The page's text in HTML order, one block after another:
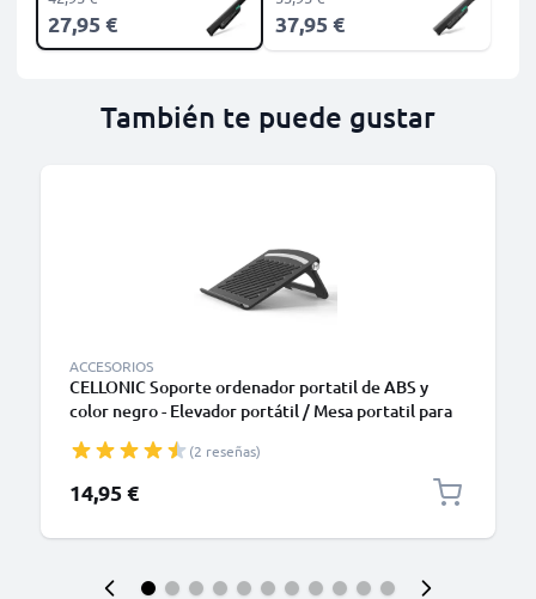
27,95 € 37,95 €
También te puede gustar
ACCESORIOS
CELLONIC Soporte ordenador portatil de ABS y
color negro - Elevador portátil / Mesa portatil para
HP, Apple, Lenovo, Acer y muchos más
(2 reseñas)
14,95 €